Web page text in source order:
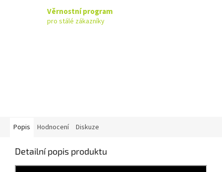
Věrnostní program
pro stálé zákazníky
Popis Hodnocení Diskuze
Detailní popis produktu